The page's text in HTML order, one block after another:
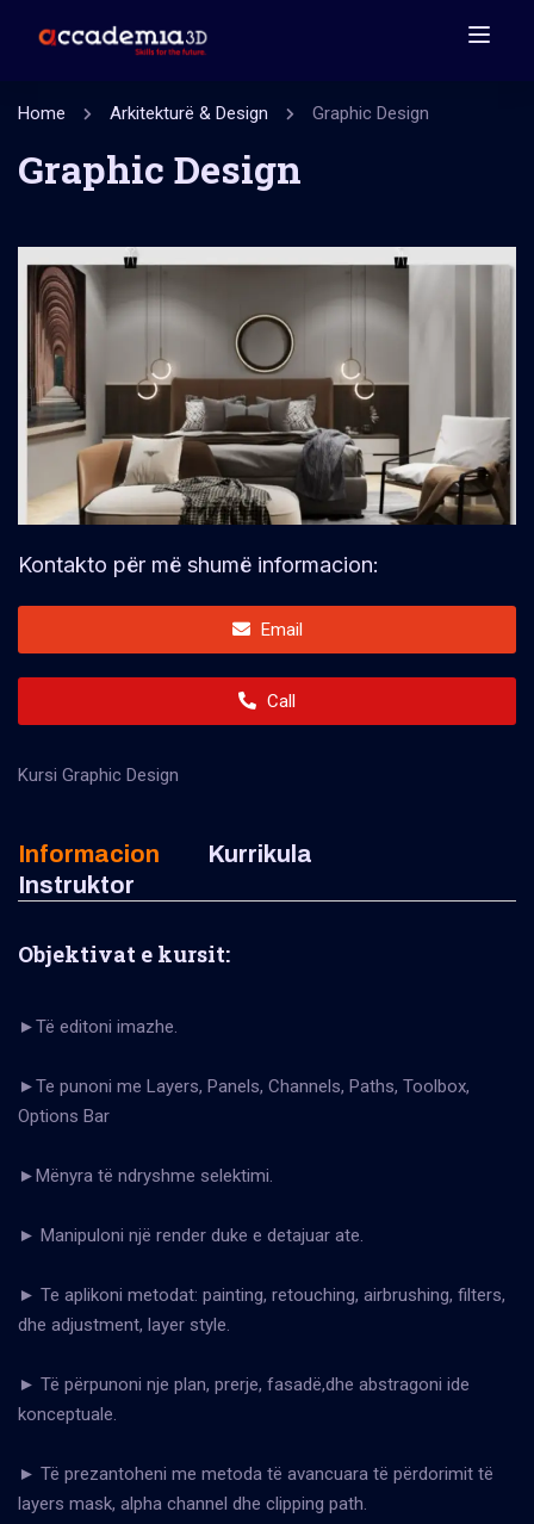
Home Arkitekturë & Design Graphic Design
Graphic Design
Kontakto për më shumë informacion:
Email
Call
Kursi Graphic Design
Informacion
Kurrikula
Instruktor
Objektivat e kursit:
►Të editoni imazhe.
►Te punoni me Layers, Panels, Channels, Paths, Toolbox,
Options Bar
►Mënyra të ndryshme selektimi.
► Manipuloni një render duke e detajuar ate.
► Te aplikoni metodat: painting, retouching, airbrushing, filters,
dhe adjustment, layer style.
► Të përpunoni nje plan, prerje, fasadë,dhe abstragoni ide
konceptuale.
► Të prezantoheni me metoda të avancuara të përdorimit të
layers mask, alpha channel dhe clipping path.